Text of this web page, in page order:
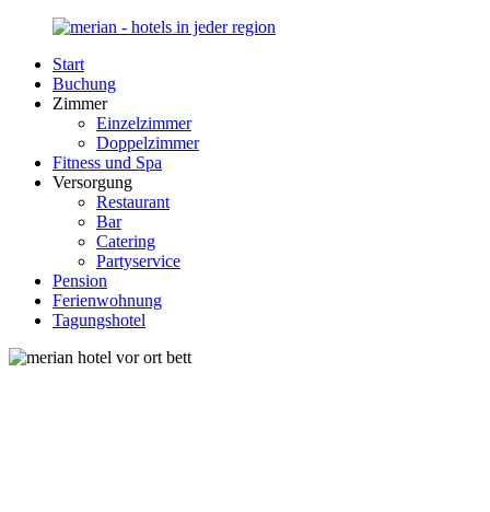
Zurück
Inhalt
Merian-
Hotel.de
Portal
Unterkunft
Deutschland
Start
Buchung
Zimmer
Einzelzimmer
Doppelzimmer
Fitness und Spa
Versorgung
Restaurant
Bar
Catering
Partyservice
Pension
Ferienwohnung
Tagungshotel